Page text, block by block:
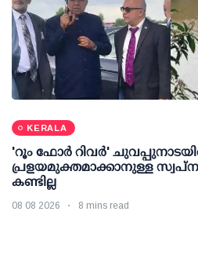
KERALA
'റൂം ഫോര്‍ റിവര്‍'
പ്രളയമുക്തമാക്കാനുള്ള സ്വപ്ന
കണ്ടില്ല
08 08 2026 8 mins read